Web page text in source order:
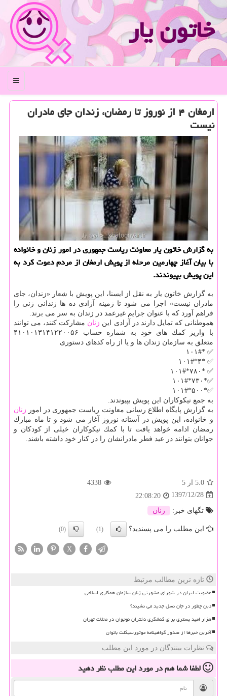
خاتون یار
منو
ارمغان ۴ از نوروز تا رمضان، زندان جای مادران
نیست
به گزارش خاتون یار معاونت ریاست جمهوری در امور زنان و خانواده
با بیان آغاز چهارمین مرحله از پویش ارمغان از مردم دعوت كرد به
این پویش بپیوندند.
به گزارش خاتون یار به نقل از ایسنا، این پویش با شعار «زندان، جای
مادران نیست» اجرا می شود تا زمینه آزادی ده ها زندانی زنی را
فراهم آورد كه با عنوان جرایم غیرعمد در زندان به سر می برند.
هموطنانی كه تمایل دارند در آزادی این زنان مشاركت كنند، می توانند
با واریز كمك های خود به شماره حساب ۴۱۰۱۰۱۳۱۴۱۲۲۰۰۵۶
متعلق به سازمان زندان ها و یا از راه كدهای دستوری
✅ *۱۰۱#
✅ *۴*۱۰۱#
✅ *۷۸۰*۱۰۱#
✅*۷۳۰*۱۰۱#
✅*۵۰۰*۱۰۱#
به جمع نیكوكاران این پویش بپیوندند.
به گزارش پایگاه اطلاع رسانی معاونت ریاست جمهوری در امور زنان
و خانواده، این پویش در آستانه نوروز آغاز می شود و تا ماه مبارك
رمضان ادامه خواهد یافت تا با كمك نیكوكاران خیلی از كودكان و
جوانان بتوانند در عید فطر مادرانشان را در كنار خود داشته باشند.
5.0 از 5
4338
1397/12/28
22:08:20
تگهای خبر:
زنان
این مطلب را می پسندید؟ (1)
(0)
X
تازه ترین مطالب مرتبط
عضویت ایران در شورای مشورتی زنان سازمان همکاری اسلامی
دین چطور در جان نسل جدید می نشیند؟
هزار امید بستری برای کنشگری دختران نوجوان در محلات تهران
آخرین خبرها از صدور گواهینامه موتورسیکلت بانوان
نظرات بینندگان در مورد این مطلب
لطفا شما همدر مورد این مطلبنظر دهید